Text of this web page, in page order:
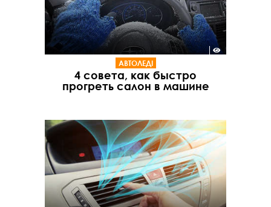
АВТОЛЕДІ
4 совета, как быстро
прогреть салон в машине